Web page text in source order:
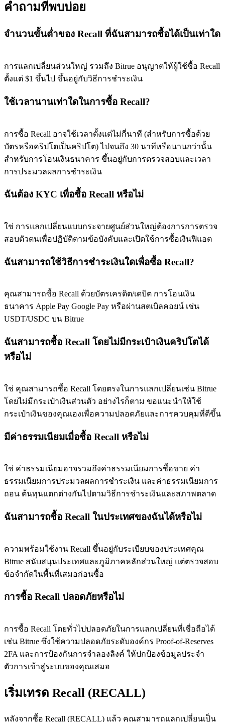
คำถามที่พบบ่อย
จำนวนขั้นต่ำของ Recall ที่ฉันสามารถซื้อได้เป็นเท่าใด
การแลกเปลี่ยนส่วนใหญ่ รวมถึง Bitrue อนุญาตให้ผู้ใช้ซื้อ Recall
ตั้งแต่ $1 ขึ้นไป ขึ้นอยู่กับวิธีการชำระเงิน
ใช้เวลานานเท่าใดในการซื้อ Recall?
การซื้อ Recall อาจใช้เวลาตั้งแต่ไม่กี่นาที (สำหรับการซื้อด้วย
บัตรหรือคริปโตเป็นคริปโต) ไปจนถึง 30 นาทีหรือนานกว่านั้น
สำหรับการโอนเงินธนาคาร ขึ้นอยู่กับการตรวจสอบและเวลา
การประมวลผลการชำระเงิน
ฉันต้อง KYC เพื่อซื้อ Recall หรือไม่
ใช่ การแลกเปลี่ยนแบบกระจายศูนย์ส่วนใหญ่ต้องการการตรวจ
สอบตัวตนเพื่อปฏิบัติตามข้อบังคับและเปิดใช้การซื้อเงินฟิแอต
ฉันสามารถใช้วิธีการชำระเงินใดเพื่อซื้อ Recall?
คุณสามารถซื้อ Recall ด้วยบัตรเครดิต/เดบิต การโอนเงิน
ธนาคาร Apple Pay Google Pay หรือผ่านสตเบิลคอยน์ เช่น
USDT/USDC บน Bitrue
ฉันสามารถซื้อ Recall โดยไม่มีกระเป๋าเงินคริปโตได้
หรือไม่
ใช่ คุณสามารถซื้อ Recall โดยตรงในการแลกเปลี่ยนเช่น Bitrue
โดยไม่มีกระเป๋าเงินส่วนตัว อย่างไรก็ตาม ขอแนะนำให้ใช้
กระเป๋าเงินของคุณเองเพื่อความปลอดภัยและการควบคุมที่ดีขึ้น
มีค่าธรรมเนียมเมื่อซื้อ Recall หรือไม่
ใช่ ค่าธรรมเนียมอาจรวมถึงค่าธรรมเนียมการซื้อขาย ค่า
ธรรมเนียมการประมวลผลการชำระเงิน และค่าธรรมเนียมการ
ถอน ต้นทุนแตกต่างกันไปตามวิธีการชำระเงินและสภาพตลาด
ฉันสามารถซื้อ Recall ในประเทศของฉันได้หรือไม่
ความพร้อมใช้งาน Recall ขึ้นอยู่กับระเบียบของประเทศคุณ
Bitrue สนับสนุนประเทศและภูมิภาคหลักส่วนใหญ่ แต่ตรวจสอบ
ข้อจำกัดในพื้นที่เสมอก่อนซื้อ
การซื้อ Recall ปลอดภัยหรือไม่
การซื้อ Recall โดยทั่วไปปลอดภัยในการแลกเปลี่ยนที่เชื่อถือได้
เช่น Bitrue ซึ่งใช้ความปลอดภัยระดับองค์กร Proof-of-Reserves
2FA และการป้องกันการจำลองลิงค์ ให้ปกป้องข้อมูลประจำ
ตัวการเข้าสู่ระบบของคุณเสมอ
เริ่มเทรด Recall (RECALL)
หลังจากซื้อ Recall (RECALL) แล้ว คุณสามารถแลกเปลี่ยนเป็น